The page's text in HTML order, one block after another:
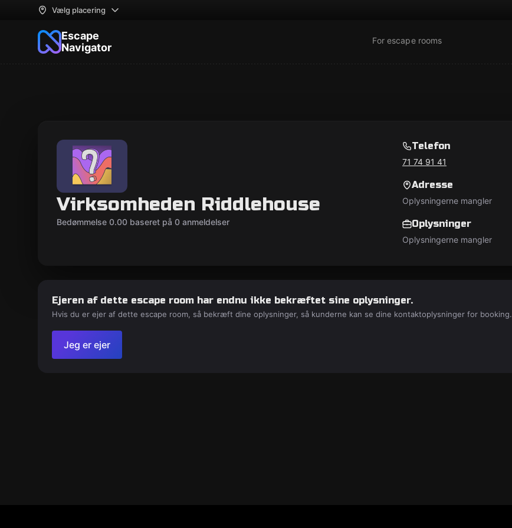
Vælg placering
Escape
Navigator
For escape rooms
Virksomheden Riddlehouse
Bedømmelse 0.00 baseret på 0 anmeldelser
Telefon
71 74 91 41
Adresse
Oplysningerne mangler
Oplysninger
Oplysningerne mangler
Ejeren af dette escape room har endnu ikke bekræftet sine oplysninger.
Hvis du er ejer af dette escape room, så bekræft dine oplysninger, så kunderne kan se dine kontaktoplysninger for booking.
Jeg er ejer